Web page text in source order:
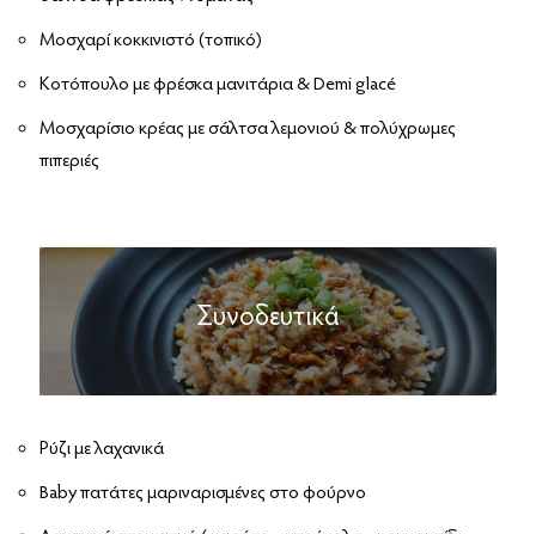
Μοσχαρί κοκκινιστό (τοπικό)
Κοτόπουλο με φρέσκα μανιτάρια & Demi glacé
Μοσχαρίσιο κρέας με σάλτσα λεμονιού & πολύχρωμες
πιπεριές
Συνοδευτικά
Ρύζι με λαχανικά
Baby πατάτες μαριναρισμένες στο φούρνο